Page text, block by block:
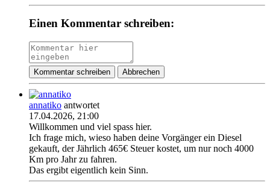
Einen Kommentar schreiben:
Kommentar schreiben Abbrechen
annatiko antwortet
17.04.2026, 21:00
Willkommen und viel spass hier.
Ich frage mich, wieso haben deine Vorgänger ein Diesel
gekauft, der Jährlich 465€ Steuer kostet, um nur noch 4000
Km pro Jahr zu fahren.
Das ergibt eigentlich kein Sinn.